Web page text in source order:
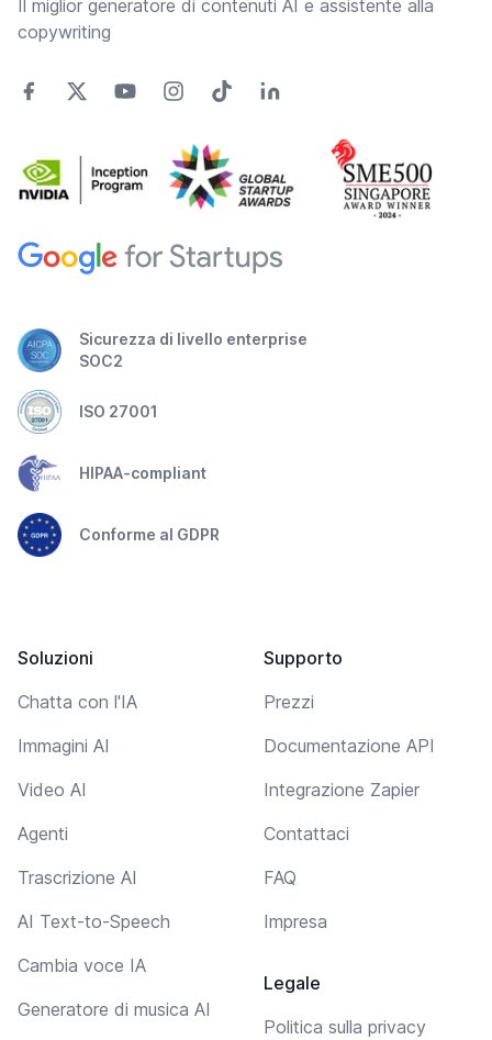
Il miglior generatore di contenuti AI e assistente alla
copywriting
Sicurezza di livello enterprise
SOC2
ISO 27001
HIPAA-compliant
Conforme al GDPR
Soluzioni
Chatta con l'IA
Immagini AI
Video AI
Agenti
Trascrizione AI
AI Text-to-Speech
Cambia voce IA
Generatore di musica AI
Supporto
Prezzi
Documentazione API
Integrazione Zapier
Contattaci
FAQ
Impresa
Legale
Politica sulla privacy